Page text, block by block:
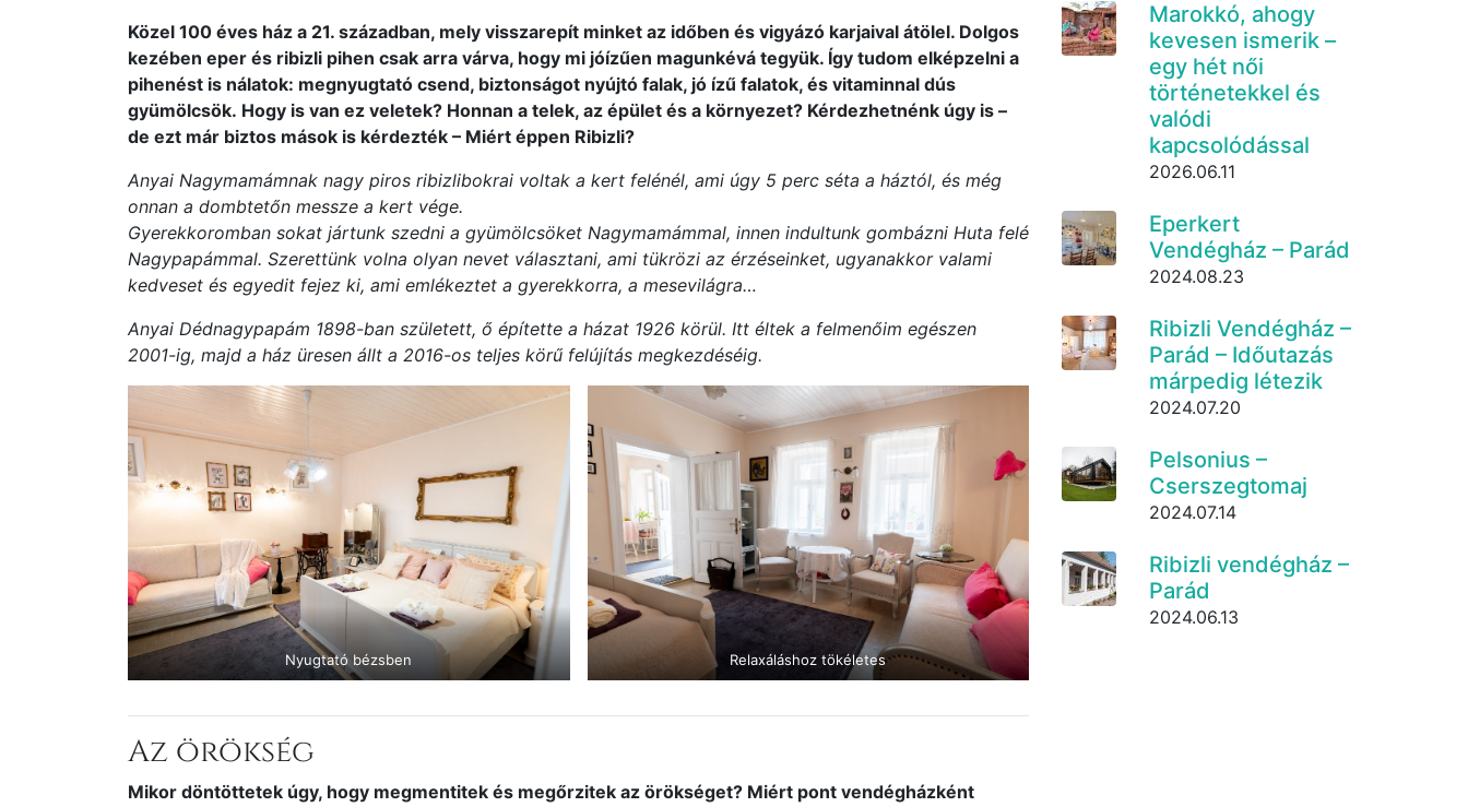
Közel 100 éves ház a 21. században, mely visszarepít minket az időben és vigyázó karjaival átölel. Dolgos
kezében eper és ribizli pihen csak arra várva, hogy mi jóízűen magunkévá tegyük. Így tudom elképzelni a
pihenést is nálatok: megnyugtató csend, biztonságot nyújtó falak, jó ízű falatok, és vitaminnal dús
gyümölcsök. Hogy is van ez veletek? Honnan a telek, az épület és a környezet? Kérdezhetnénk úgy is –
de ezt már biztos mások is kérdezték – Miért éppen Ribizli?
Anyai Nagymamámnak nagy piros ribizlibokrai voltak a kert felénél, ami úgy 5 perc séta a háztól, és még
onnan a dombtetőn messze a kert vége.
Gyerekkoromban sokat jártunk szedni a gyümölcsöket Nagymamámmal, innen indultunk gombázni Huta felé
Nagypapámmal. Szerettünk volna olyan nevet választani, ami tükrözi az érzéseinket, ugyanakkor valami
kedveset és egyedit fejez ki, ami emlékeztet a gyerekkorra, a mesevilágra…
Anyai Dédnagypapám 1898-ban született, ő építette a házat 1926 körül. Itt éltek a felmenőim egészen
2001-ig, majd a ház üresen állt a 2016-os teljes körű felújítás megkezdéséig.
Nyugtató bézsben Relaxáláshoz tökéletes
Az örökség
Mikor döntöttetek úgy, hogy megmentitek és megőrzitek az örökséget? Miért pont vendégházként
Marokkó, ahogy
kevesen ismerik –
egy hét női
történetekkel és
valódi
kapcsolódással
2026.06.11
Eperkert
Vendégház – Parád
2024.08.23
Ribizli Vendégház –
Parád – Időutazás
márpedig létezik
2024.07.20
Pelsonius –
Cserszegtomaj
2024.07.14
Ribizli vendégház –
Parád
2024.06.13